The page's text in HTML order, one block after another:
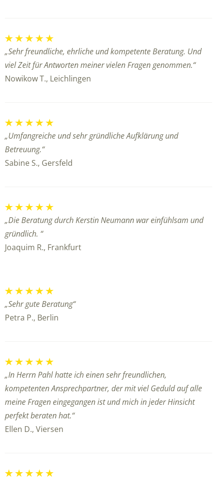
„Sehr freundliche, ehrliche und kompetente Beratung. Und
viel Zeit für Antworten meiner vielen Fragen genommen.“
Nowikow T., Leichlingen
„Umfangreiche und sehr gründliche Aufklärung und
Betreuung.“
Sabine S., Gersfeld
„Die Beratung durch Kerstin Neumann war einfühlsam und
gründlich. “
Joaquim R., Frankfurt
„Sehr gute Beratung“
Petra P., Berlin
„In Herrn Pahl hatte ich einen sehr freundlichen,
kompetenten Ansprechpartner, der mit viel Geduld auf alle
meine Fragen eingegangen ist und mich in jeder Hinsicht
perfekt beraten hat.“
Ellen D., Viersen